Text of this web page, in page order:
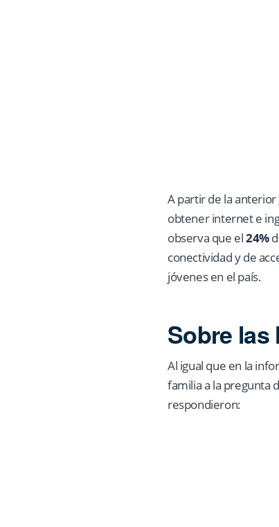
A partir de la
obtener internet e
observa que el24%
conectividad y de
jóvenes en el país.
Sobre
Al igual que en la
familia a la pregunta
respondieron: